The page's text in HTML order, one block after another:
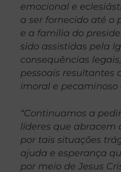
emocional e
a ser fornecido até o
e a família do
sido assistidas pela
consequências
pessoais resultantes
imoral e
“Continuamos a
líderes que abracem
por tais situações
ajuda e esperança
por meio de Jesus